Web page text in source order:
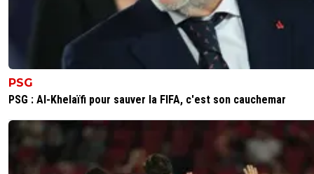
PSG
PSG : Al-Khelaïfi pour sauver la FIFA, c'est son cauchemar